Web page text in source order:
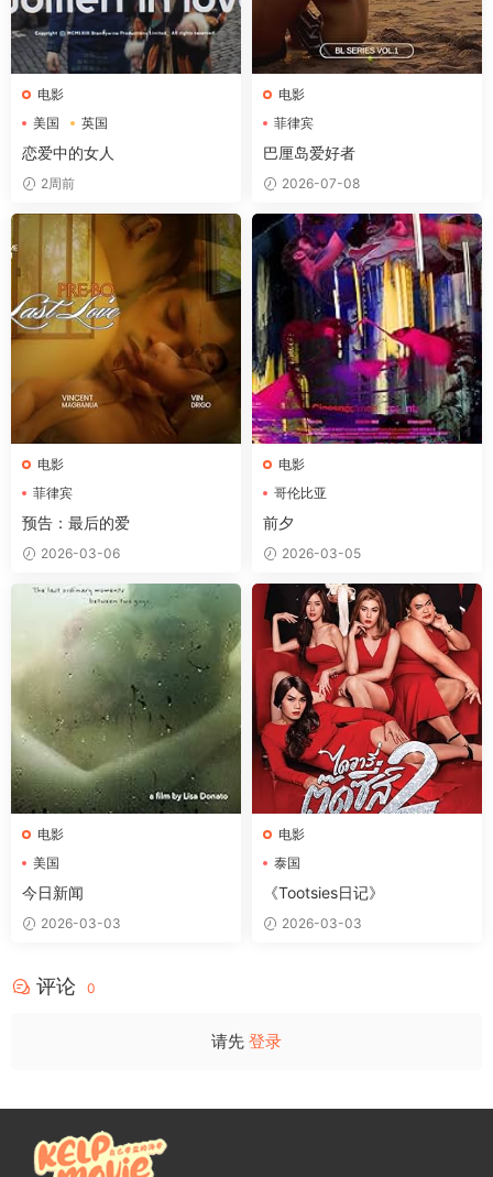
电影
美国
英国
恋爱中的女人
2周前
电影
菲律宾
巴厘岛爱好者
2026-07-08
电影
菲律宾
预告：最后的爱
2026-03-06
电影
哥伦比亚
前夕
2026-03-05
电影
美国
今日新闻
2026-03-03
电影
泰国
《Tootsies日记》
2026-03-03
评论 0
请先 登录